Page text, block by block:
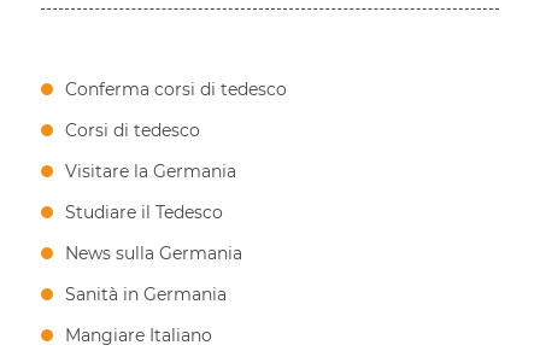
Conferma corsi di tedesco
Corsi di tedesco
Visitare la Germania
Studiare il Tedesco
News sulla Germania
Sanità in Germania
Mangiare Italiano